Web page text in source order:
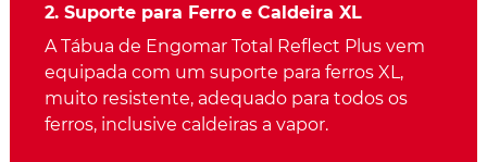
2. Suporte para Ferro e Caldeira XL
A Tábua de Engomar Total Reflect Plus vem
equipada com um suporte para ferros XL,
muito resistente, adequado para todos os
ferros, inclusive caldeiras a vapor.